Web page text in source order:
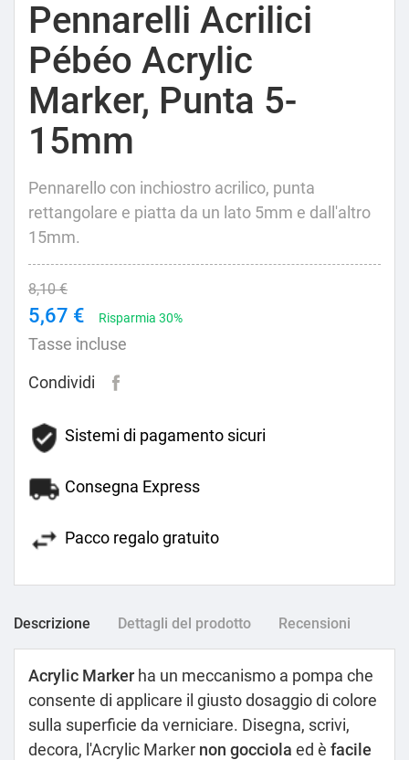
Pennarelli Acrilici
Pébéo Acrylic
Marker, Punta 5-
15mm
Pennarello con inchiostro acrilico, punta
rettangolare e piatta da un lato 5mm e dall'altro
15mm.
8,10 €
5,67 € Risparmia 30%
Tasse incluse
Condividi
Sistemi di pagamento sicuri
Consegna Express
Pacco regalo gratuito
Descrizione Dettagli del prodotto Recensioni
Acrylic Marker ha un meccanismo a pompa che
consente di applicare il giusto dosaggio di colore
sulla superficie da verniciare. Disegna, scrivi,
decora, l'Acrylic Marker non gocciola ed è facile